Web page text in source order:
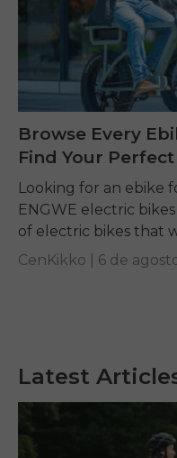
Latest
Browse Every
Find Your
Looking for an ebike
ENGWE electric
of electric bikes that
your requirements.
CenKikko | 6 de